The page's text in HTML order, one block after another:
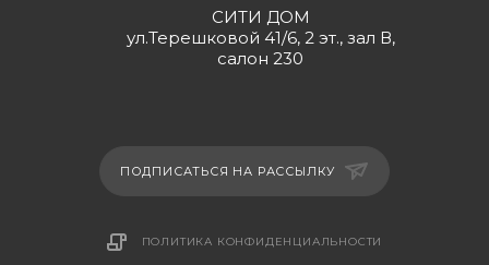
СИТИ ДОМ
ул.Терешковой 41/6, 2 эт., зал В,
салон 230
ПОДПИСАТЬСЯ НА РАССЫЛКУ
ПОЛИТИКА КОНФИДЕНЦИАЛЬНОСТИ